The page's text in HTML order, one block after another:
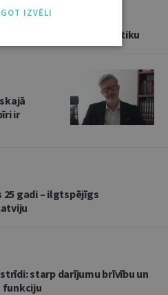
valstis pret reālpolitiku
ir
gadi – ilgtspējīgs
starp darījumu brīvību un
funkciju
IZVĒLI